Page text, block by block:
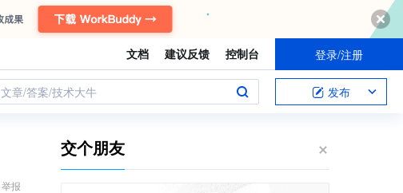
文档 建议反馈 控制台 登录/注册
文章/答案/技术大牛 发布
举报
交个朋友